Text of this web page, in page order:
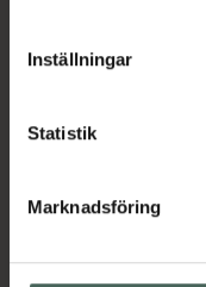
cookieinställningar.
lagligheten av
Inställningar
Statistik
Marknadsföring